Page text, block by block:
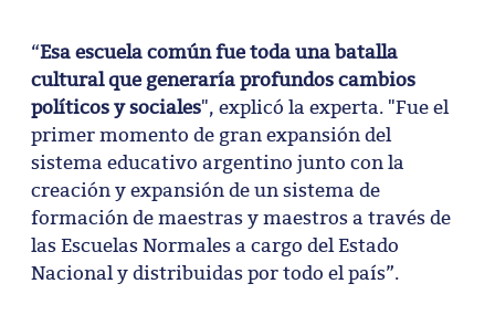
“Esa escuela común fue toda una batalla
cultural que generaría profundos cambios
políticos y sociales", explicó la experta. "Fue el
primer momento de gran expansión del
sistema educativo argentino junto con la
creación y expansión de un sistema de
formación de maestras y maestros a través de
las Escuelas Normales a cargo del Estado
Nacional y distribuidas por todo el país”.